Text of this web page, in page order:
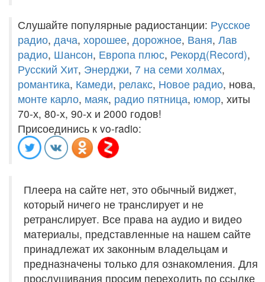
Слушайте популярные радиостанции: Русское
радио, дача, хорошее, дорожное, Ваня, Лав
радио, Шансон, Европа плюс, Рекорд(Record),
Русский Хит, Энерджи, 7 на семи холмах,
романтика, Камеди, релакс, Новое радио, нова,
монте карло, маяк, радио пятница, юмор, хиты
70-х, 80-х, 90-х и 2000 годов!
Присоединись к vo-radio:
Плеера на сайте нет, это обычный виджет,
который ничего не транслирует и не
ретранслирует. Все права на аудио и видео
материалы, представленные на нашем сайте
принадлежат их законным владельцам и
предназначены только для ознакомления. Для
прослушивания просим переходить по ссылке